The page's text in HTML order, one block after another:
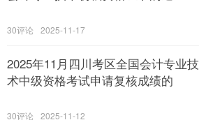
30 2025-11-17
2025年11月四川考区全国会计专业技
术中级资格考试申请复核成绩的
30 2025-11-12